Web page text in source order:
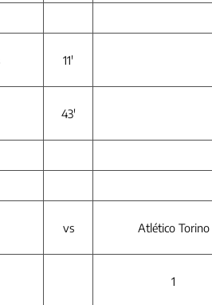
11′
43′
vs Atlético Torino
1